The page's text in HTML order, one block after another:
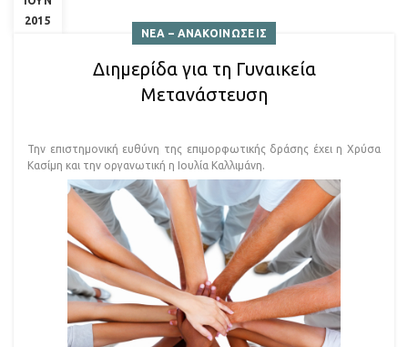
2015
ΝΕΑ – ΑΝΑΚΟΙΝΩΣΕΙΣ
Διημερίδα για τη Γυναικεία
Μετανάστευση
Την επιστημονική ευθύνη της επιμορφωτικής δράσης έχει η Χρύσα
Κασίμη και την οργανωτική η Ιουλία Καλλιμάνη.